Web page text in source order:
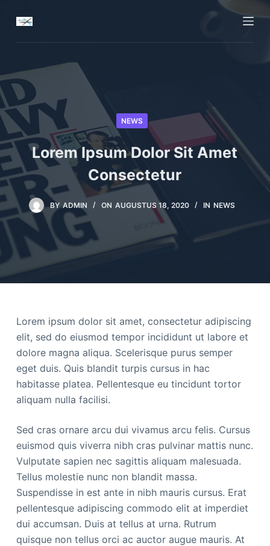
D
o
o
g
a
a
n
n
a
r
a
r
e
NEWS
Lorem Ipsum Dolor Sit Amet
Consectetur
BY ADMIN ON AUGUSTUS 18, 2020 IN NEWS
Lorem ipsum dolor sit amet, consectetur adipiscing
elit, sed do eiusmod tempor incididunt ut labore et
dolore magna aliqua. Scelerisque purus semper
eget duis. Quis blandit turpis cursus in hac
habitasse platea. Pellentesque eu tincidunt tortor
aliquam nulla facilisi.
Sed cras ornare arcu dui vivamus arcu felis. Cursus
euismod quis viverra nibh cras pulvinar mattis nunc.
Vulputate sapien nec sagittis aliquam malesuada.
Tellus molestie nunc non blandit massa.
Suspendisse in est ante in nibh mauris cursus. Erat
pellentesque adipiscing commodo elit at imperdiet
dui accumsan. Duis at tellus at urna. Rutrum
quisque non tellus orci ac auctor augue mauris. At